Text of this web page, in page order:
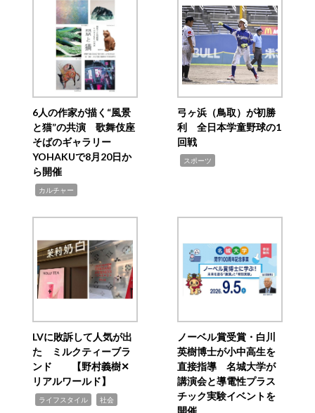
6人の作家が描く“風景
と猫”の共演 歌舞伎座
そばのギャラリー
YOHAKUで8月20日か
ら開催
カルチャー
弓ヶ浜（鳥取）が初勝
利 全日本学童野球の1
回戦
スポーツ
LVに敗訴して人気が出
た ミルクティーブラ
ンド 【野村義樹✕
リアルワールド】
ライフスタイル 社会
ノーベル賞受賞・白川
英樹博士が小中高生を
直接指導 名城大学が
講演会と導電性プラス
チック実験イベントを